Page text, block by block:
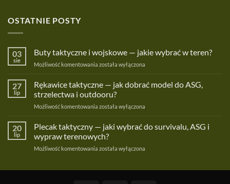
OSTATNIE POSTY
03
sie
Buty taktyczne i wojskowe — jakie wybrać w teren?
Możliwość komentowania Buty
wojskowe
—
jakie
teren?
została wyłączona
27
lip
Rękawice taktyczne — jak dobrać model do ASG,
strzelectwa i outdooru?
Możliwość komentowania Rękawice
jak
dobrać
model
została wyłączona
20
lip
Plecak taktyczny — jaki wybrać do survivalu, ASG i
wypraw terenowych?
Możliwość komentowania Plecak
została wyłączona